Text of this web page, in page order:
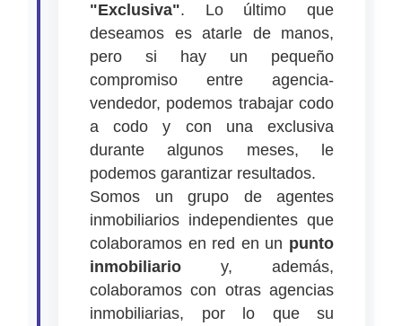
"Exclusiva". Lo último que
deseamos es atarle de manos,
pero si hay un pequeño
compromiso entre agencia-
vendedor, podemos trabajar codo
a codo y con una exclusiva
durante algunos meses, le
podemos garantizar resultados.
Somos un grupo de agentes
inmobiliarios independientes que
colaboramos en red en un punto
inmobiliario y, además,
colaboramos con otras agencias
inmobiliarias, por lo que su